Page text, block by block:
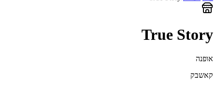
True Story
אופנה
קאשבק